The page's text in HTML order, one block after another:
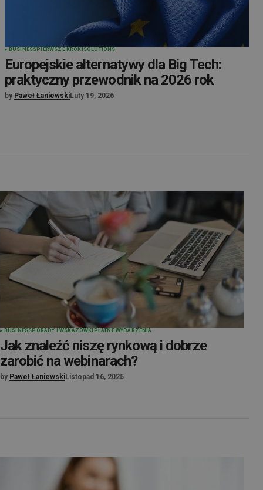
BUSINESS PIERWSZE KROKI SOLUTIONS
Europejskie alternatywy dla Big Tech:
praktyczny przewodnik na 2026 rok
by Paweł ŁaniewskiLuty 19, 2026
BUSINESS PORADY I WSKAZÓWKI PŁATNE WYDARZENIA
Jak znaleźć niszę rynkową i dobrze
zarobić na webinarach?
by Paweł ŁaniewskiListopad 16, 2025